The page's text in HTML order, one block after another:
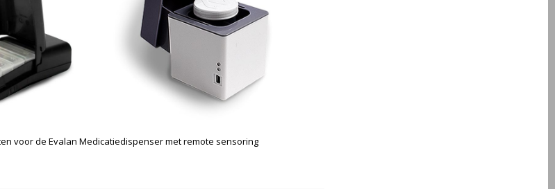
voor de Evalan Medicatiedispenser met remote sensoring